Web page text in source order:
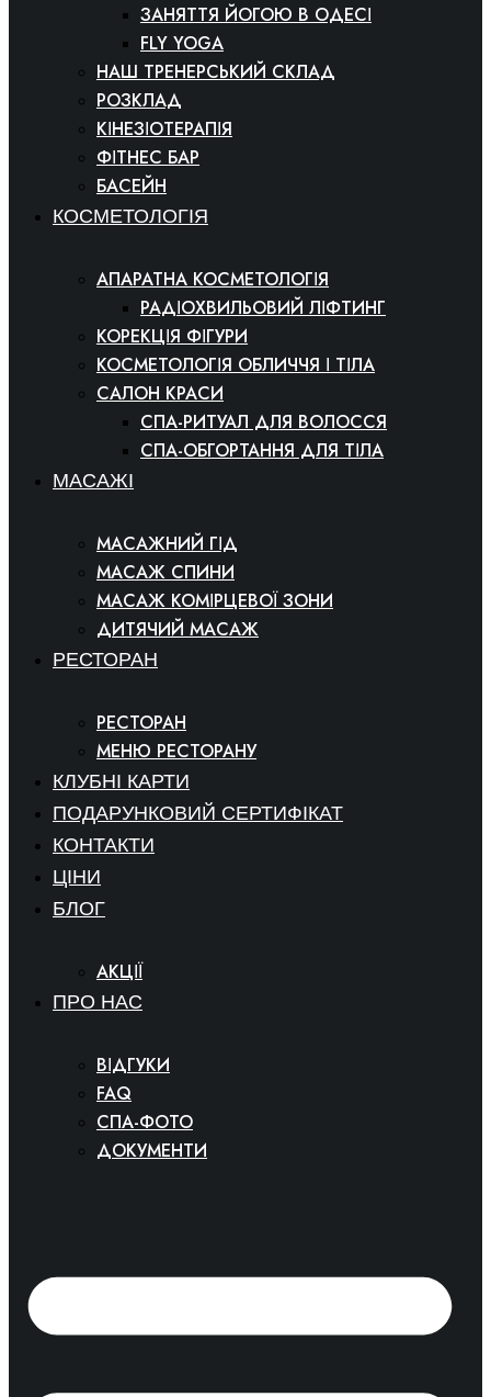
ЗАНЯТТЯ ЙОГОЮ В ОДЕСІ
FLY YOGA
НАШ ТРЕНЕРСЬКИЙ СКЛАД
РОЗКЛАД
КІНЕЗІОТЕРАПІЯ
ФІТНЕС БАР
БАСЕЙН
КОСМЕТОЛОГІЯ
АПАРАТНА КОСМЕТОЛОГІЯ
РАДІОХВИЛЬОВИЙ ЛІФТИНГ
КОРЕКЦІЯ ФІГУРИ
КОСМЕТОЛОГІЯ ОБЛИЧЧЯ І ТІЛА
САЛОН КРАСИ
СПА-РИТУАЛ ДЛЯ ВОЛОССЯ
СПА-ОБГОРТАННЯ ДЛЯ ТІЛА
МАСАЖІ
МАСАЖНИЙ ГІД
МАСАЖ СПИНИ
МАСАЖ КОМІРЦЕВОЇ ЗОНИ
ДИТЯЧИЙ МАСАЖ
РЕСТОРАН
РЕСТОРАН
МЕНЮ РЕСТОРАНУ
КЛУБНІ КАРТИ
ПОДАРУНКОВИЙ СЕРТИФІКАТ
КОНТАКТИ
ЦІНИ
БЛОГ
АКЦІЇ
ПРО НАС
ВІДГУКИ
FAQ
СПА-ФОТО
ДОКУМЕНТИ